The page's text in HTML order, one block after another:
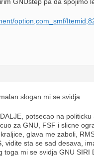
option,com_smf/
slogan mi se svidja
potsecao na
za GNU, FSF i slicne
glava me zaboli,
vidite sta se sad desava,
toga mi se svidja GNU SIRI